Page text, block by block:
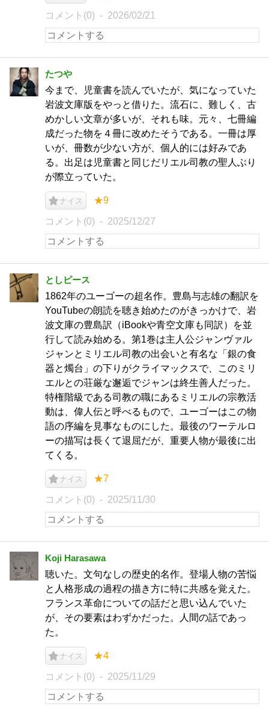
コメント(0) 2026/02/21
たつや
今まで、児童書を読んでいたが、気になっていた
岩波文庫版をやっと借りた。流石に、難しく、古
めかしい文章が多いが、それも味。元々、七冊編
成だった物を４冊に改めたそうである。一冊は厚
いが、冊数が少ない方が、個人的には好みであ
る。出足は児童書と同じだリエル司教の聖人ぶり
が際立っていた。
ナイス ★9
コメント(0) 2025/12/27
としピース
1862年のユーゴーの超名作。豊島与志雄の翻訳を
YouTubeの朗読を聴き始めたのがきっかけで、岩
波文庫の豊島訳（iBookや青空文庫も同訳）を並
行して読み始める。第1巻は主人公ジャンヴァル
ジャンとミリエル司教の出会いと有名な「銀の食
器と燭台」の下りがクライマックスで、このミリ
エルとの荘厳な邂逅でジャンは終生善人だった。
特権階級である司教の職にあるミリエルの宗教活
動は、偉人伝と呼べるもので、ユーゴーはこの物
語の序編を見事なものにした。最後のワーテルロ
ーの描写は長くて退屈だが、重要人物が最後に出
てくる。
ナイス ★7
コメント(0) 2025/11/30
Koji Harasawa
聴いた。文句なしの歴史的名作。登場人物の苦悩
と人格形成の過程の描き方に特に共感を覚えた。
フランス革命についての話だと思い込んでいた
が、その要素はわずかだった。人間の話であっ
た。
ナイス ★4
コメント(0) 2025/11/29